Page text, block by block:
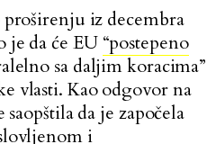
iz decembra
je da će EU “postepeno
sa daljim koracima”
vlasti. Kao odgovor na
da je započela
i